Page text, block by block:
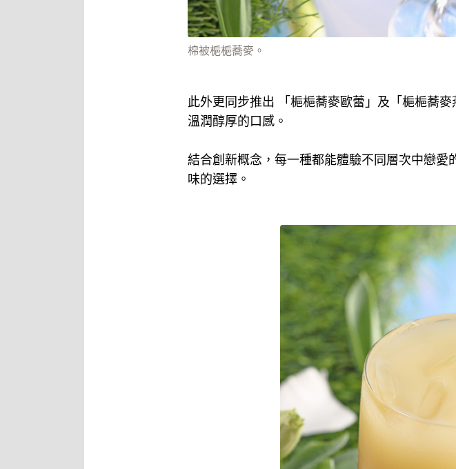
棉被梔梔蕎麥。
此外更同步推出 「梔梔蕎麥歐蕾」及「梔梔蕎
溫潤醇厚的口感。
結合創新概念，每一種都能體驗不同層次中戀
味的選擇。